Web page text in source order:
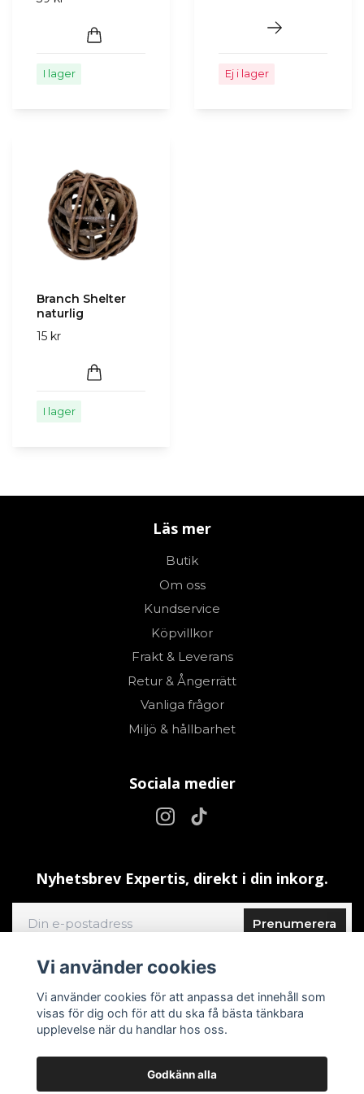
I lager Ej i lager
Branch Shelter
naturlig
15 kr
I lager
Läs mer
Butik
Om oss
Kundservice
Köpvillkor
Frakt & Leverans
Retur & Ångerrätt
Vanliga frågor
Miljö & hållbarhet
Sociala medier
Nyhetsbrev Expertis, direkt i din inkorg.
Prenumerera
Vi använder cookies
Vi använder cookies för att anpassa det innehåll som
visas för dig och för att du ska få bästa tänkbara
upplevelse när du handlar hos oss.
Godkänn alla